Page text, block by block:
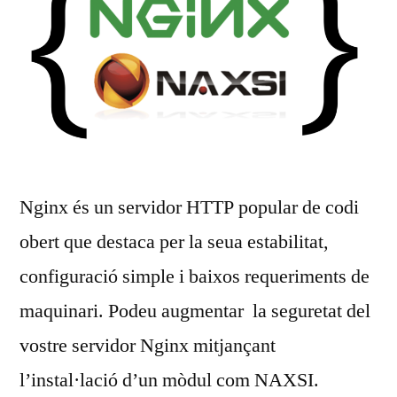
Nginx és un servidor HTTP popular de codi
obert que destaca per la seua estabilitat,
configuració simple i baixos requeriments de
maquinari. Podeu augmentar la seguretat del
vostre servidor Nginx mitjançant
l’instal·lació d’un mòdul com NAXSI.